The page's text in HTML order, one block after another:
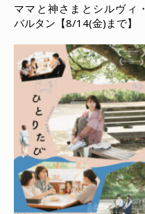
ママと神さまとシルヴィ・
バルタン【8/14(金)まで】